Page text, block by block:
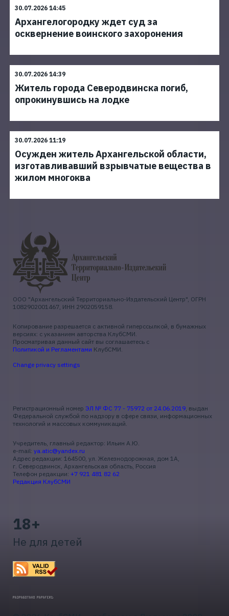
30.07.2026 14:45
Архангелогородку ждет суд за
осквернение воинского захоронения
30.07.2026 14:39
Житель города Северодвинска погиб,
опрокинувшись на лодке
30.07.2026 11:19
Осужден житель Архангельской области,
изготавливавший взрывчатые вещества в
жилом многоква
ООО "Архангельский Территориально-Издательский Центр", ОГРН
1082902001467, ИНН 2902059158.
Копирование разрешается с активной гиперссылкой, в бумажных
версиях: с указанием авторства КлубСМИ.
Просматривая данный сайт вы соглашаетесь с
Политикой и Регламентами КлубСМИ.
Change privacy settings
Регистрационный номер ЭЛ № ФС 77 - 75972 от 24.06.2019, выдан
Федеральной службой по надзору в сфере связи, информационных
технологий и массовых коммуникаций.
Учредитель, главный редактор: Ильин А.Ю.
e-mail: ya.atic@yandex.ru
Адрес редакции: 164500, ул. Железнодорожная, дом 1А,
г. Северодвинск, Архангельская область, Россия
Телефон редакции: +7 921 481 82 62
Редакция КлубСМИ
18+
Не для детей